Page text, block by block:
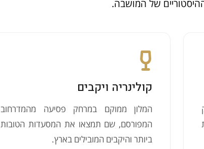
של המושבה.
קולינריה ויקבים
המלון ממוקם במרחק פסיעה מהמדרחוב
המפורסם, שם תמצאו את המסעדות הטובות
ביותר והיקבים המובילים בארץ.